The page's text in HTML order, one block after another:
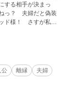
する相手が決まっ
っ？ 夫婦だと偽装
ド様！ さすが私の
受け入れてバカンス
？ サクッと
ましたら嬉しく思い
公 離縁
夫婦